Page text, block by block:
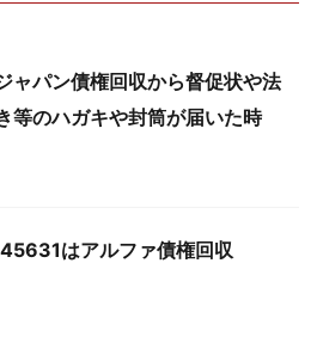
ャパン債権回収から督促状や法
等のハガキや封筒が届いた時
はアルファ債権回収